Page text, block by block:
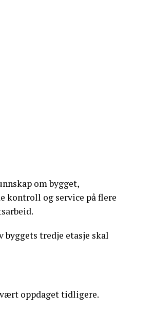
om bygget,
kontroll og service på flere
tredje etasje skal
oppdaget tidligere.